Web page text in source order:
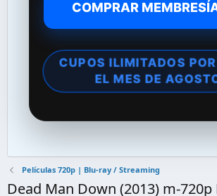
COMPRAR
CUPOS ILIMITADOS
EL MES DE
Películas 720p | Blu-ray / Streaming
Dead Man Down (2013) m-720p